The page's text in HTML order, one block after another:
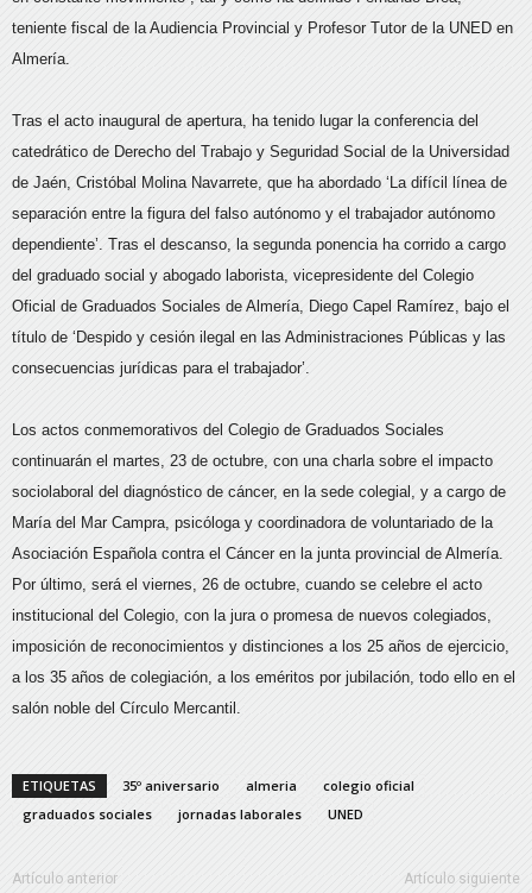
teniente fiscal de la Audiencia Provincial y Profesor Tutor de la UNED en
Almería.
Tras el acto inaugural de apertura, ha tenido lugar la conferencia del
catedrático de Derecho del Trabajo y Seguridad Social de la Universidad
de Jaén, Cristóbal Molina Navarrete, que ha abordado ‘La difícil línea de
separación entre la figura del falso autónomo y el trabajador autónomo
dependiente’. Tras el descanso, la segunda ponencia ha corrido a cargo
del graduado social y abogado laborista, vicepresidente del Colegio
Oficial de Graduados Sociales de Almería, Diego Capel Ramírez, bajo el
título de ‘Despido y cesión ilegal en las Administraciones Públicas y las
consecuencias jurídicas para el trabajador’.
Los actos conmemorativos del Colegio de Graduados Sociales
continuarán el martes, 23 de octubre, con una charla sobre el impacto
sociolaboral del diagnóstico de cáncer, en la sede colegial, y a cargo de
María del Mar Campra, psicóloga y coordinadora de voluntariado de la
Asociación Española contra el Cáncer en la junta provincial de Almería.
Por último, será el viernes, 26 de octubre, cuando se celebre el acto
institucional del Colegio, con la jura o promesa de nuevos colegiados,
imposición de reconocimientos y distinciones a los 25 años de ejercicio,
a los 35 años de colegiación, a los eméritos por jubilación, todo ello en el
salón noble del Círculo Mercantil.
ETIQUETAS 35º aniversario almeria
colegio oficial
graduados sociales
jornadas laborales UNED
Artículo anterior Artículo siguiente